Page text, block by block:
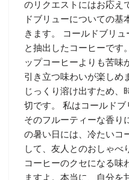
のリクエストにはお応え
ドブリューについての
きます。 コールドブリ
と抽出したコーヒーです
ップコーヒーよりも苦味
引き立つ味わいが楽しめ
じっくり溶け出すため、
切です。 私はコールドブ
そのフルーティーな香り
の暑い日には、冷たいコ
して、友人とのおしゃべ
コーヒーのクセになる味
ますよ。本当に、自分を